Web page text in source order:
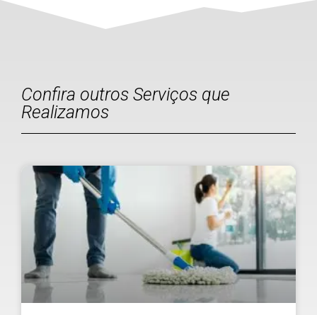
Confira outros Serviços que
Realizamos